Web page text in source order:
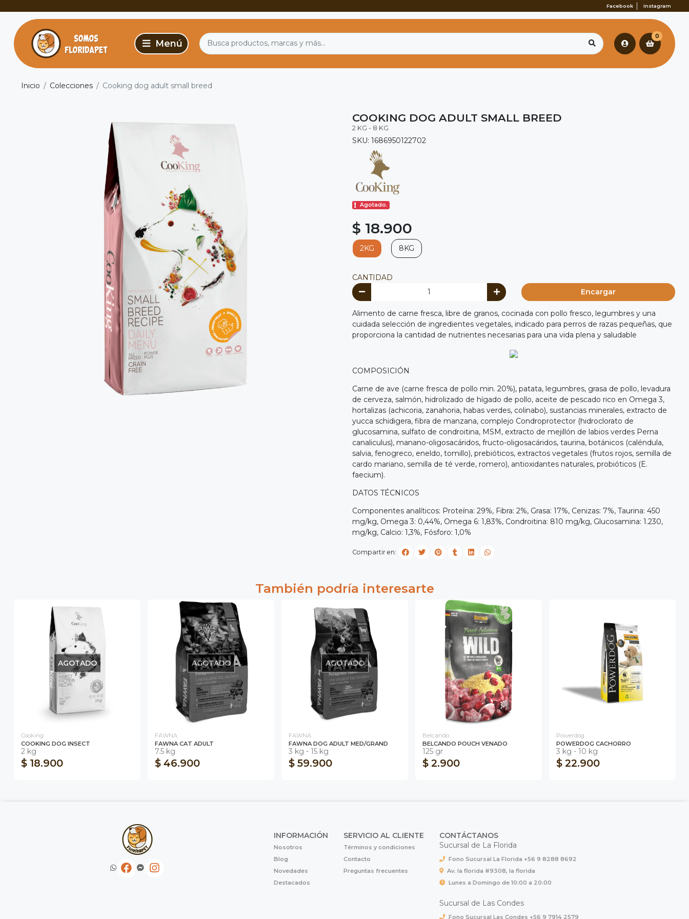
Facebook Instagram
0
Inicio Colecciones Cooking dog adult small breed
COOKING DOG ADULT SMALL BREED
2 KG - 8 KG
SKU: 1686950122702
Agotado.
$ 18.900
2KG 8KG
CANTIDAD
Encargar
Alimento de carne fresca, libre de granos, cocinada con pollo fresco, legumbres y una
cuidada selección de ingredientes vegetales, indicado para perros de razas pequeñas, que
proporciona la cantidad de nutrientes necesarias para una vida plena y saludable
COMPOSICIÓN
Carne de ave (carne fresca de pollo min. 20%), patata, legumbres, grasa de pollo, levadura
de cerveza, salmón, hidrolizado de hígado de pollo, aceite de pescado rico en Omega 3,
hortalizas (achicoria, zanahoria, habas verdes, colinabo), sustancias minerales, extracto de
yucca schidigera, fibra de manzana, complejo Condroprotector (hidroclorato de
glucosamina, sulfato de condroitina, MSM, extracto de mejillón de labios verdes Perna
canaliculus), manano-oligosacáridos, fructo-oligosacáridos, taurina, botánicos (caléndula,
salvia, fenogreco, eneldo, tomillo), prebióticos, extractos vegetales (frutos rojos, semilla de
cardo mariano, semilla de té verde, romero), antioxidantes naturales, probióticos (E.
faecium).
DATOS TÉCNICOS
Componentes analíticos: Proteína: 29%, Fibra: 2%, Grasa: 17%, Cenizas: 7%, Taurina: 450
mg/kg, Omega 3: 0,44%, Omega 6: 1,83%, Condroitina: 810 mg/kg, Glucosamina: 1.230,
mg/kg, Calcio: 1,3%, Fósforo: 1,0%
Compartir en:
También podría interesarte
AGOTADO
Cooking
COOKING DOG INSECT
2 kg
$ 18.900
AGOTADO
FAWNA
FAWNA CAT ADULT
7.5 kg
$ 46.900
AGOTADO
FAWNA
FAWNA DOG ADULT MED/GRAND
3 kg - 15 kg
$ 59.900
Belcando
BELCANDO POUCH VENADO
125 gr
$ 2.900
Powerdog
POWERDOG CACHORRO
3 kg - 10 kg
$ 22.900
INFORMACIÓN
Nosotros
Blog
Novedades
Destacados
SERVICIO AL CLIENTE
Términos y condiciones
Contacto
Preguntas frecuentes
CONTÁCTANOS
Sucursal de La Florida
Fono Sucursal La Florida +56 9 8288 8692
Av. la florida #9308, la florida
Lunes a Domingo de 10:00 a 20:00
Sucursal de Las Condes
Fono Sucursal Las Condes +56 9 7914 2579